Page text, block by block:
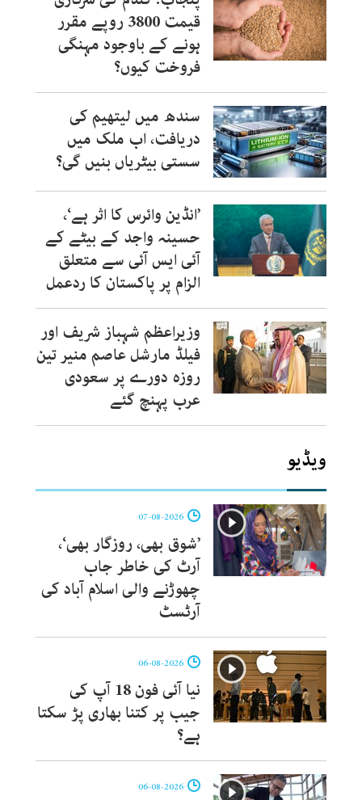
قیمت 3800 روپے مقرر
ہونے کے باوجود مہنگی
فروخت کیوں؟
سندھ میں لیتھیم کی
دریافت، اب ملک میں
سستی بیٹریاں بنیں گی؟
’انڈین وائرس کا اثر ہے‘،
حسینہ واجد کے بیٹے کے
آئی ایس آئی سے متعلق
الزام پر پاکستان کا ردعمل
وزیراعظم شہباز شریف اور
فیلڈ مارشل عاصم منیر تین
روزہ دورے پر سعودی
عرب پہنچ گئے
ویڈیو
’شوق بھی، روزگار بھی‘،
آرٹ کی خاطر جاب
چھوڑنے والی اسلام آباد کی
آرٹسٹ
نیا آئی فون 18 آپ کی
جیب پر کتنا بھاری پڑ سکتا
ہے؟